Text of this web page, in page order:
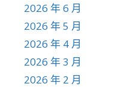
2026 年 6 月
2026 年 5 月
2026 年 4 月
2026 年 3 月
2026 年 2 月